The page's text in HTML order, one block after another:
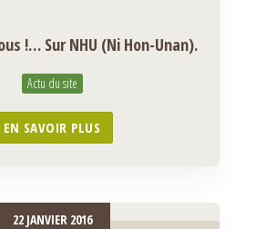
!… Sur NHU (Ni Hon-Unan).
Actu du site
EN SAVOIR PLUS
22 JANVIER 2016